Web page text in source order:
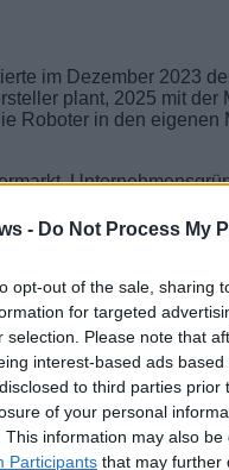
- Do Not Process My
opt-out of the sale, sharing
for targeted
selection. Please note that
interest-based ads
to third parties
of your personal
This information may also
Participants that may further
im Dezember 2023
plant, 2025 mit der
Roboter in den eigenen
entwickeln“ werde.
als logische
und künstlicher